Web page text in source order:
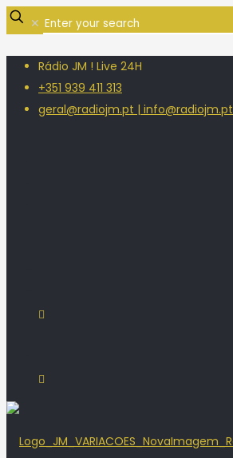
✕
Rádio JM ! Live 24H
+351 939 411 313
geral@radiojm.pt | info@radiojm.pt